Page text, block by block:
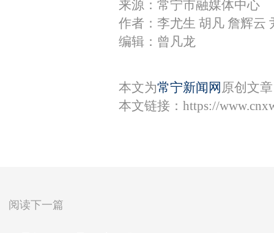
来源：常宁市融媒体中心
作者：李尤生 胡凡 詹辉云
编辑：曾凡龙
本文为常宁新闻网 原创文
本文链接： https://
阅读下一篇